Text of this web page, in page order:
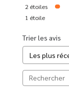
2 étoiles
1 étoile
Trier les avis